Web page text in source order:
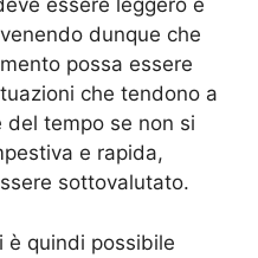
essere leggero e
dunque che
possa essere
che tendono a
del tempo se non si
e rapida,
sottovalutato.
è quindi possibile